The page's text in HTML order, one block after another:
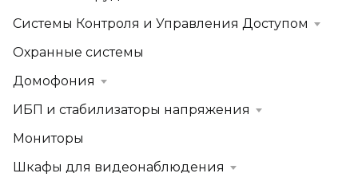
Системы Контроля и Управления Доступом
Охранные системы
Домофония
ИБП и стабилизаторы напряжения
Мониторы
Шкафы для видеонаблюдения